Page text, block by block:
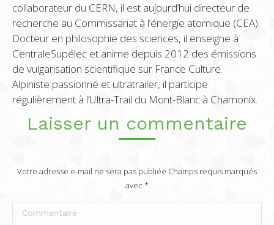
collaborateur du CERN, il est aujourd’hui directeur de
recherche au Commissariat à l’énergie atomique (CEA).
Docteur en philosophie des sciences, il enseigne à
CentraleSupélec et anime depuis 2012 des émissions
de vulgarisation scientifique sur France Culture.
Alpiniste passionné et ultratrailer, il participe
régulièrement à l’Ultra-Trail du Mont-Blanc à Chamonix.
Laisser un commentaire
Votre adresse e-mail ne sera pas publiée Champs requis marqués
avec *
Commentaire